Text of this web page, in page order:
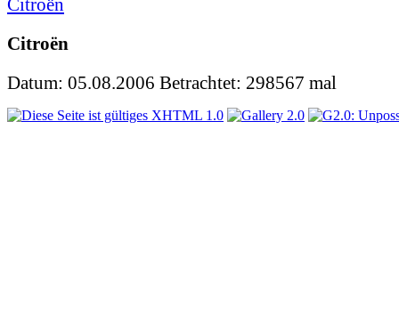
Citroën
Datum: 05.08.2006 Betrachtet: 298567 mal